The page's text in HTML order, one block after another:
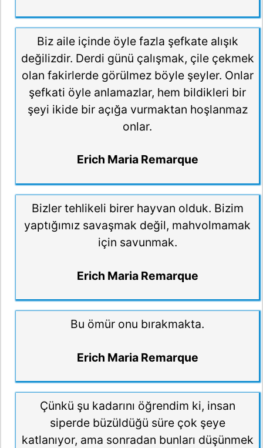
Biz aile içinde öyle fazla şefkate alışık
değilizdir. Derdi günü çalışmak, çile çekmek
olan fakirlerde görülmez böyle şeyler. Onlar
şefkati öyle anlamazlar, hem bildikleri bir
şeyi ikide bir açığa vurmaktan hoşlanmaz
onlar.
Erich Maria Remarque
Bizler tehlikeli birer hayvan olduk. Bizim
yaptığımız savaşmak değil, mahvolmamak
için savunmak.
Erich Maria Remarque
Bu ömür onu bırakmakta.
Erich Maria Remarque
Çünkü şu kadarını öğrendim ki, insan
siperde büzüldüğü süre çok şeye
katlanıyor, ama sonradan bunları düşünmek